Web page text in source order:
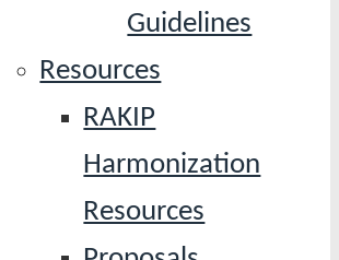
Guidelines
Resources
RAKIP
Harmonization
Resources